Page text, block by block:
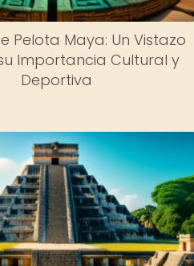
Pelota Maya: Un Vistazo
Importancia Cultural y
Deportiva